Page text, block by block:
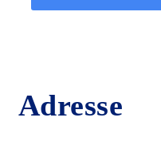
Adresse